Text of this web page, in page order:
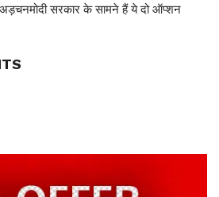
अड़चनमोदी सरकार के सामने हैं ये दो ऑप्शन